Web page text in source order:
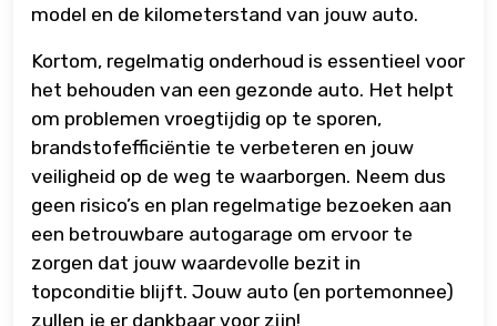
model en de kilometerstand van jouw auto.
Kortom, regelmatig onderhoud is essentieel voor
het behouden van een gezonde auto. Het helpt
om problemen vroegtijdig op te sporen,
brandstofefficiëntie te verbeteren en jouw
veiligheid op de weg te waarborgen. Neem dus
geen risico’s en plan regelmatige bezoeken aan
een betrouwbare autogarage om ervoor te
zorgen dat jouw waardevolle bezit in
topconditie blijft. Jouw auto (en portemonnee)
zullen je er dankbaar voor zijn!